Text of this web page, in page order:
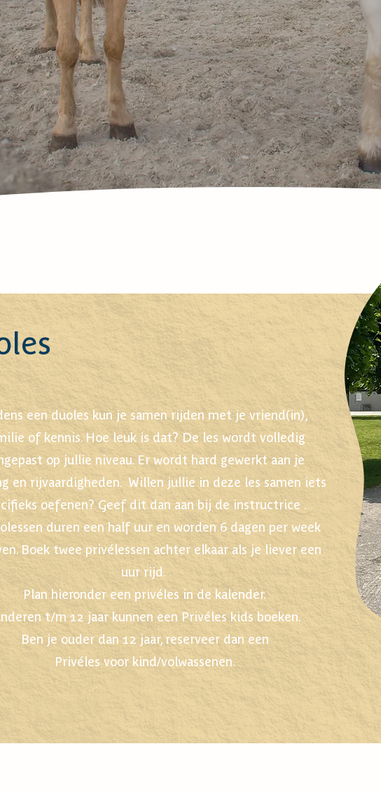
een duoles kun je samen rijden met je vriend(in),
of kennis. Hoe leuk is dat? De les wordt volledig
op jullie niveau.​ Er wordt hard gewerkt aan je
en rijvaardigheden. Willen jullie in deze les samen iets
oefenen?Geef dit dan aan bij de instructrice .
duren een half uur en worden 6 dagen per week
Boek twee privélessen achter elkaar als je liever een
uur rijd.
Plan hieronder een privéles in de kalender.
t/m 12 jaar kunnen een Privéles kids boeken.
Ben je ouder dan 12 jaar, reserveer dan een
Privéles voor kind/volwassenen.